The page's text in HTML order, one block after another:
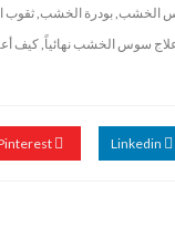
الخشب,بودرة الخشب,ثقوب
سوس الخشب نهائياً,كيف